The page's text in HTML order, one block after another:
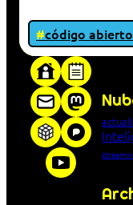
código abierto